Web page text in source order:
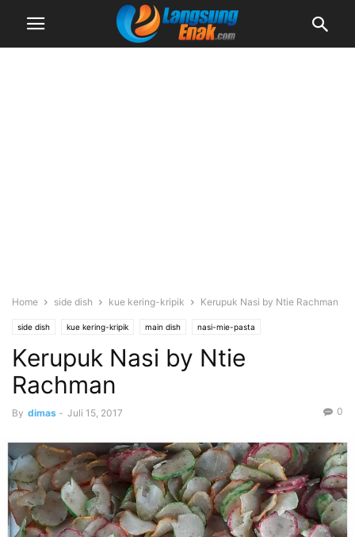
Home side dish kue kering-kripik Kerupuk Nasi by Ntie Rachman
side dish kue kering-kripik main dish nasi-mie-pasta
Kerupuk Nasi by Ntie
Rachman
By dimas - Juli 15, 2017 0